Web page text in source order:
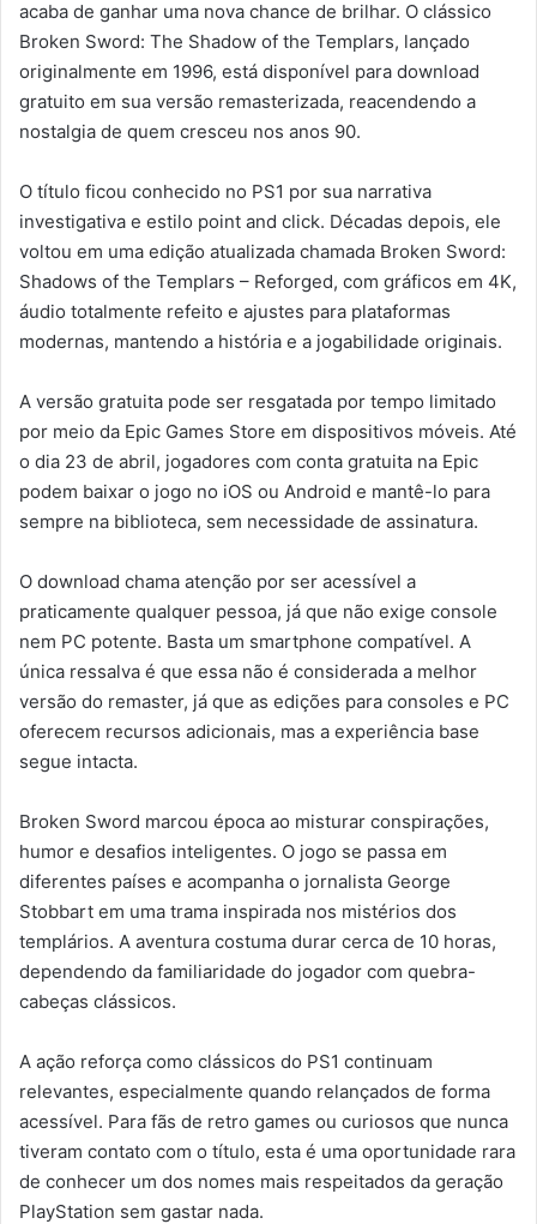
acaba de ganhar uma nova chance de brilhar. O clássico
Broken Sword: The Shadow of the Templars, lançado
originalmente em 1996, está disponível para download
gratuito em sua versão remasterizada, reacendendo a
nostalgia de quem cresceu nos anos 90.
O título ficou conhecido no PS1 por sua narrativa
investigativa e estilo point and click. Décadas depois, ele
voltou em uma edição atualizada chamada Broken Sword:
Shadows of the Templars – Reforged, com gráficos em 4K,
áudio totalmente refeito e ajustes para plataformas
modernas, mantendo a história e a jogabilidade originais.
A versão gratuita pode ser resgatada por tempo limitado
por meio da Epic Games Store em dispositivos móveis. Até
o dia 23 de abril, jogadores com conta gratuita na Epic
podem baixar o jogo no iOS ou Android e mantê-lo para
sempre na biblioteca, sem necessidade de assinatura.
O download chama atenção por ser acessível a
praticamente qualquer pessoa, já que não exige console
nem PC potente. Basta um smartphone compatível. A
única ressalva é que essa não é considerada a melhor
versão do remaster, já que as edições para consoles e PC
oferecem recursos adicionais, mas a experiência base
segue intacta.
Broken Sword marcou época ao misturar conspirações,
humor e desafios inteligentes. O jogo se passa em
diferentes países e acompanha o jornalista George
Stobbart em uma trama inspirada nos mistérios dos
templários. A aventura costuma durar cerca de 10 horas,
dependendo da familiaridade do jogador com quebra-
cabeças clássicos.
A ação reforça como clássicos do PS1 continuam
relevantes, especialmente quando relançados de forma
acessível. Para fãs de retro games ou curiosos que nunca
tiveram contato com o título, esta é uma oportunidade rara
de conhecer um dos nomes mais respeitados da geração
PlayStation sem gastar nada.